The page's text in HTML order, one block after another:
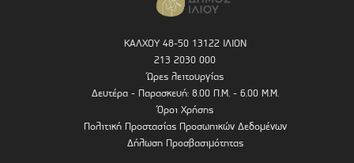
ΚΑΛΧΟΥ 48-50 13122 ΙΛΙΟΝ
213 2030 000
Ώρες λειτουργίας
Δευτέρα - Παρασκευή: 8.00 Π.Μ. - 6.00 Μ.Μ.
Όροι Χρήσης
Πολιτική Προστασίας Προσωπικών Δεδομένων
Δήλωση Προσβασιμότητας